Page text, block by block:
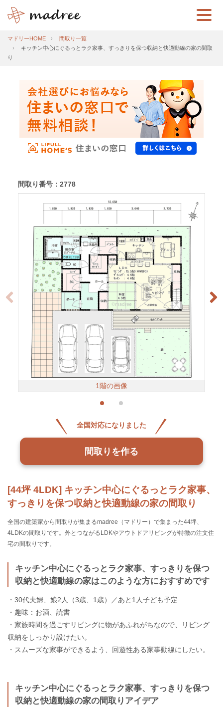
マドリーHOME
間取り一覧
キッチン中心にぐるっとラク家事、すっきりを保つ収納と快適動線の家の間取
り
[44坪 4LDK] キッチン中心にぐるっとラク家事、
すっきりを保つ収納と快適動線の家の間取り
全国の建築家から間取りが集まるmadree（マドリー）で集まった44坪、
4LDKの間取りです。外とつながるLDKやアウトドアリビングが特徴の注文住
宅の間取りです。
キッチン中心にぐるっとラク家事、すっきりを保つ
収納と快適動線の家はこのような方におすすめです
・30代夫婦、娘2人（3歳、1歳）／あと1人子ども予定
・趣味：お酒、読書
・家族時間を過ごすリビングに物があふれがちなので、リビング
収納をしっかり設けたい。
・スムーズな家事ができるよう、回遊性ある家事動線にしたい。
キッチン中心にぐるっとラク家事、すっきりを保つ
収納と快適動線の家の間取りアイデア
間取り番号：2778
1階の画像
全国対応になりました
間取りを作る